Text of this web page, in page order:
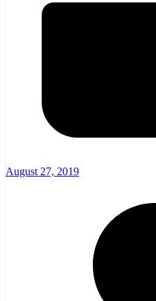
August 27, 2019